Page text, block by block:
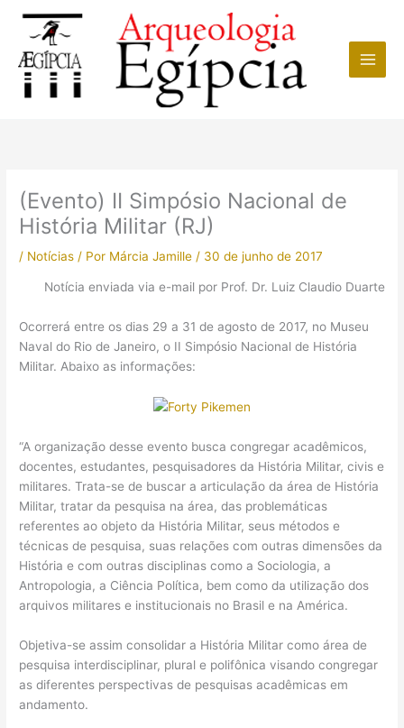
conteúdo
(Evento) II Simpósio Nacional de
História Militar (RJ)
/ Notícias / Por Márcia Jamille / 30 de junho de 2017
Notícia enviada via e-mail por Prof. Dr. Luiz Claudio Duarte
Ocorrerá entre os dias 29 a 31 de agosto de 2017, no Museu
Naval do Rio de Janeiro, o II Simpósio Nacional de História
Militar. Abaixo as informações:
“A organização desse evento busca congregar acadêmicos,
docentes, estudantes, pesquisadores da História Militar, civis e
militares. Trata-se de buscar a articulação da área de História
Militar, tratar da pesquisa na área, das problemáticas
referentes ao objeto da História Militar, seus métodos e
técnicas de pesquisa, suas relações com outras dimensões da
História e com outras disciplinas como a Sociologia, a
Antropologia, a Ciência Política, bem como da utilização dos
arquivos militares e institucionais no Brasil e na América.
Objetiva-se assim consolidar a História Militar como área de
pesquisa interdisciplinar, plural e polifônica visando congregar
as diferentes perspectivas de pesquisas acadêmicas em
andamento.